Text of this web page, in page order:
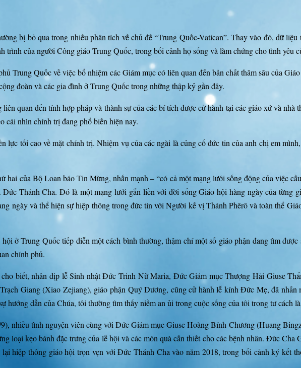
bị bỏ qua trong nhiều phân tích về chủ đề “Trung Quốc-Vatican”. Thay vào đó, dữ liệu
trình của người Công giáo Trung Quốc, trong bối cảnh họ sống và làm chứng cho tình yêu
Trung Quốc về việc bổ nhiệm các Giám mục có liên quan đến bản chất thâm sâu của
đoàn và các gia đình ở Trung Quốc trong những thập kỷ gần đây.
quan đến tính hợp pháp và thành sự của các bí tích được cử hành tại các giáo xứ và nhà
cái nhìn chính trị đang phổ biến hiện nay.
tối cao về mặt chính trị. Nhiệm vụ của các ngài là củng cố đức tin của anh chị em
của Bộ Loan báo Tin Mừng, nhấn mạnh – “có cả một mạng lưới sống động của việc
Thánh Cha. Đó là một mạng lưới gắn liền với đời sống Giáo hội hàng ngày của từng
ngày và thể hiện sự hiệp thông trong đức tin với Người kế vị Thánh Phêrô và toàn thể
ở Trung Quốc tiếp diễn một cách bình thường, thậm chí một số giáo phận đang tìm được
chính phủ.
biết, nhân dịp lễ Sinh nhật Đức Trinh Nữ Maria, Đức Giám mục Thượng Hải Giuse
Giang (Xiao Zejiang), giáo phận Quý Dương, cũng cử hành lễ kính Đức Mẹ, đã nhấn
hướng dẫn của Chúa, tôi thường tìm thấy niềm an ủi trong cuộc sống của tôi trong tư cách
nhiều tình nguyện viên cùng với Đức Giám mục Giuse Hoàng Bính Chương (Huang
loại kẹo bánh đặc trưng của lễ hội và các món quà cần thiết cho các bệnh nhân. Đức Cha
hiệp thông giáo hội trọn vẹn với Đức Thánh Cha vào năm 2018, trong bối cảnh ký kết